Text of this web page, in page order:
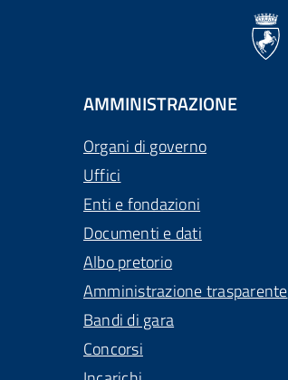
AMMINISTRAZIONE
Organi di governo
Uffici
Enti e fondazioni
Documenti e dati
Albo pretorio
Amministrazione trasparente
Bandi di gara
Concorsi